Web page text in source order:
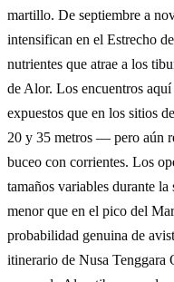
martillo. De septiembre a
intensifican en el Estrecho
nutrientes que atrae a los
de Alor. Los encuentros
expuestos que en los sitios
20 y 35 metros — pero aún
buceo con corrientes. Los
tamaños variables durante
menor que en el pico del
probabilidad genuina de
itinerario de Nusa Tenggara